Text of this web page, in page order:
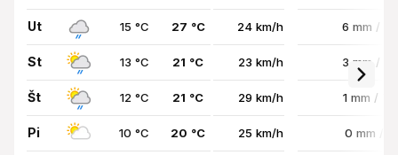
Ut 15 °C 27 °C 24 km/h 6 mm /
St 13 °C 21 °C 23 km/h 3 mm /
Št 12 °C 21 °C 29 km/h 1 mm /
Pi 10 °C 20 °C 25 km/h 0 mm /